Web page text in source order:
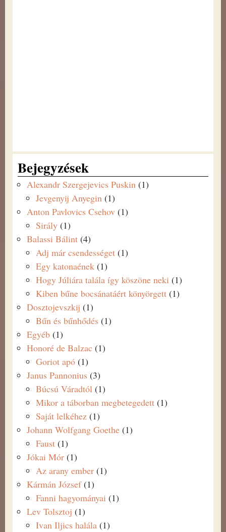
Bejegyzések
Alexandr Szergejevics Puskin (1)
Jevgenyij Anyegin (1)
Anton Pavlovics Csehov (1)
Sirály (1)
Balassi Bálint (4)
Adj már csendességet (1)
Egy katonaének (1)
Hogy Júliára talála így köszöne neki (1)
Kiben bűne bocsánatáért könyörgett (1)
Dosztojevszkij (1)
Bűn és bűnhődés (1)
Egyéb (1)
Honoré de Balzac (1)
Goriot apó (1)
Janus Pannonius (3)
Búcsú Váradtól (1)
Mikor a táborban megbetegedett (1)
Saját lelkéhez (1)
Johann Wolfgang Goethe (1)
Faust (1)
Jókai Mór (1)
Az arany ember (1)
Kármán József(1)
Fanni hagyományai (1)
Lev Tolsztoj (1)
Ivan Iljics halála (1)